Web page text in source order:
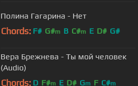
Полина Гагарина - Нет
Chords: F# G#m B C#m E D# G#
Вера Брежнева - Ты мой человек
(Audio)
Chords: D F#m E D# Gm F C#m